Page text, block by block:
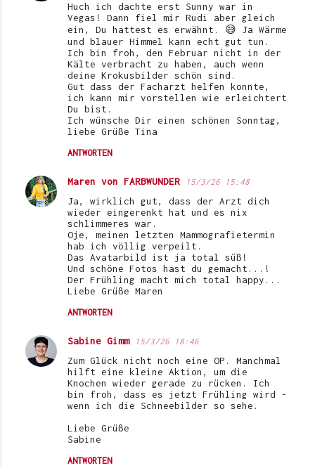
Huch ich dachte erst Sunny war in
Vegas! Dann fiel mir Rudi aber gleich
ein, Du hattest es erwähnt. 😅 Ja Wärme
und blauer Himmel kann echt gut tun.
Ich bin froh, den Februar nicht in der
Kälte verbracht zu haben, auch wenn
deine Krokusbilder schön sind.
Gut dass der Facharzt helfen konnte,
ich kann mir vorstellen wie erleichtert
Du bist.
Ich wünsche Dir einen schönen Sonntag,
liebe Grüße Tina
ANTWORTEN
Maren von FARBWUNDER 15/3/26 15:48
Ja, wirklich gut, dass der Arzt dich
wieder eingerenkt hat und es nix
schlimmeres war.
Oje, meinen letzten Mammografietermin
hab ich völlig verpeilt.
Das Avatarbild ist ja total süß!
Und schöne Fotos hast du gemacht...!
Der Frühling macht mich total happy...
Liebe Grüße Maren
ANTWORTEN
Sabine Gimm 15/3/26 18:46
Zum Glück nicht noch eine OP. Manchmal
hilft eine kleine Aktion, um die
Knochen wieder gerade zu rücken. Ich
bin froh, dass es jetzt Frühling wird -
wenn ich die Schneebilder so sehe.
Liebe Grüße
Sabine
ANTWORTEN